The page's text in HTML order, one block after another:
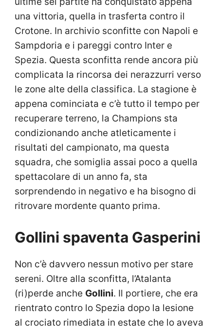
una vittoria, quella in trasferta contro il
Crotone. In archivio sconfitte con Napoli e
Sampdoria e i pareggi contro Inter e
Spezia. Questa sconfitta rende ancora più
complicata la rincorsa dei nerazzurri verso
le zone alte della classifica. La stagione è
appena cominciata e c’è tutto il tempo per
recuperare terreno, la Champions sta
condizionando anche atleticamente i
risultati del campionato, ma questa
squadra, che somiglia assai poco a quella
spettacolare di un anno fa, sta
sorprendendo in negativo e ha bisogno di
ritrovare mordente quanto prima.
Gollini spaventa Gasperini
Non c’è davvero nessun motivo per stare
sereni. Oltre alla sconfitta, l’Atalanta
(ri)perde anche Gollini. Il portiere, che era
rientrato contro lo Spezia dopo la lesione
al crociato rimediata in estate che lo aveva